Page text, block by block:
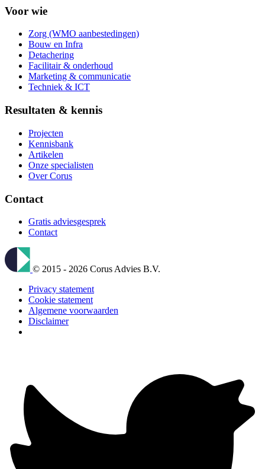
Voor wie
Zorg (WMO aanbestedingen)
Bouw en Infra
Detachering
Facilitair & onderhoud
Marketing & communicatie
Techniek & ICT
Resultaten & kennis
Projecten
Kennisbank
Artikelen
Onze specialisten
Over Corus
Contact
Gratis adviesgesprek
Contact
© 2015 - 2026 Corus Advies B.V.
Privacy statement
Cookie statement
Algemene voorwaarden
Disclaimer